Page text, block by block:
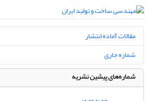
مقالات آماده انتشار
شماره جاری
شماره‌های پیشین نشریه